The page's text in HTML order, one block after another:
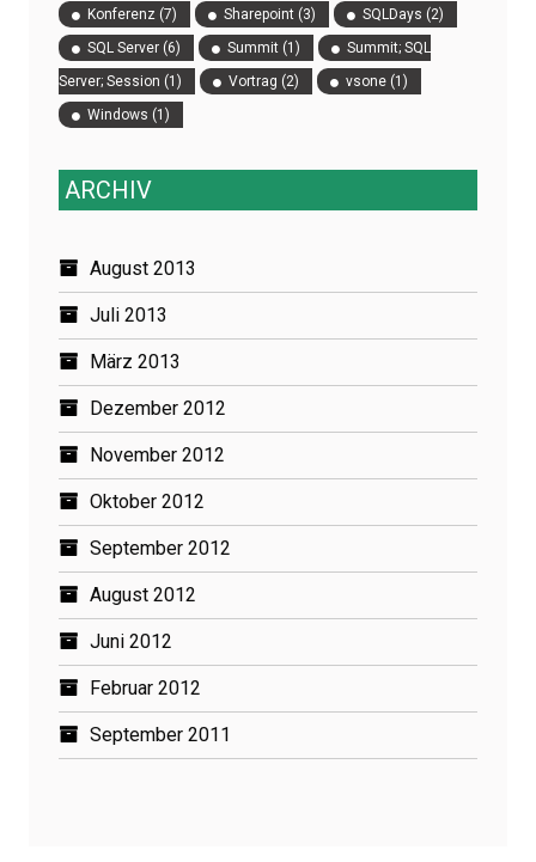
Konferenz (7) Sharepoint (3) SQLDays (2)
SQL Server (6) Summit (1)
Summit; SQL
Server; Session (1) Vortrag (2) vsone (1)
Windows (1)
ARCHIV
August 2013
Juli 2013
März 2013
Dezember 2012
November 2012
Oktober 2012
September 2012
August 2012
Juni 2012
Februar 2012
September 2011